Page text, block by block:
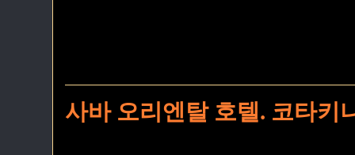
사바 오리엔탈 호텔. 코타키